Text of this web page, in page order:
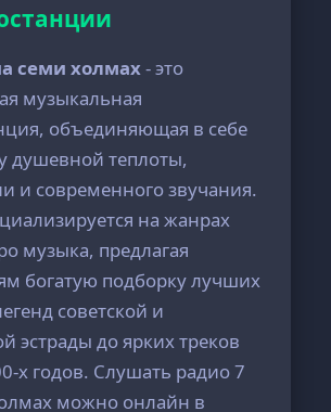
семи холмах- это
музыкальная
объединяющая в себе
душевной теплоты,
и современного звучания.
на жанрах
музыка, предлагая
богатую подборку лучших
советской и
эстрады до ярких треков
х годов. Слушать радио 7
можно онлайн в